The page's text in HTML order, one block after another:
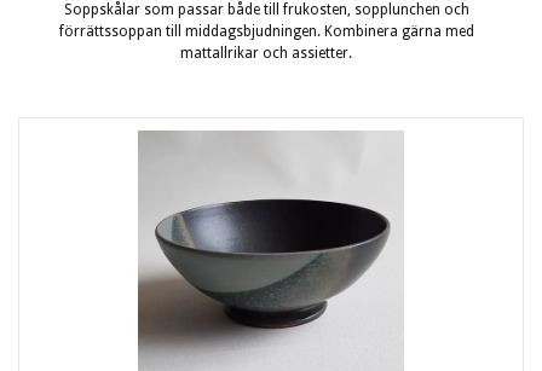
Soppskålar som passar både till frukosten, sopplunchen och
förrättssoppan till middagsbjudningen. Kombinera gärna med
mattallrikar och assietter.